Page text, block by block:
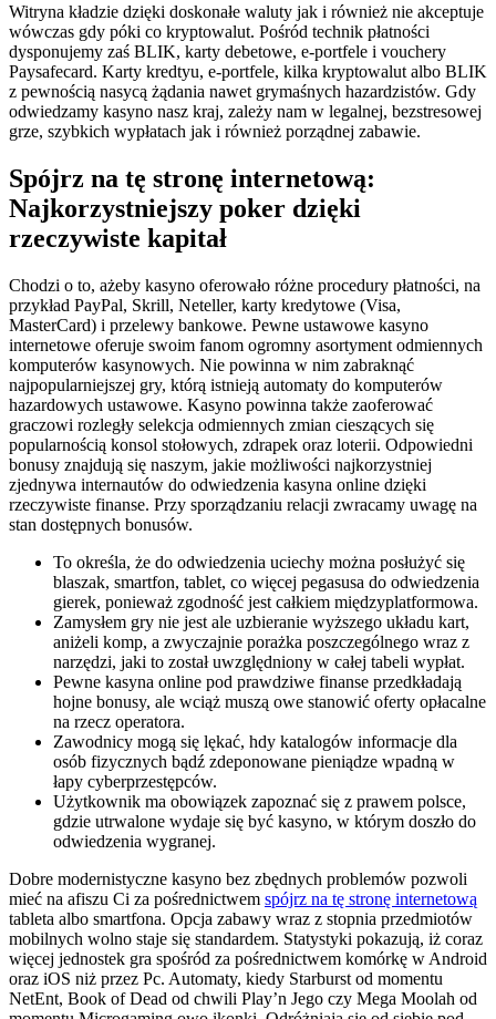
Witryna kładzie dzięki doskonałe waluty jak i również nie akceptuje
wówczas gdy póki co kryptowalut. Pośród technik płatności
dysponujemy zaś BLIK, karty debetowe, e-portfele i vouchery
Paysafecard. Karty kredtyu, e-portfele, kilka kryptowalut albo BLIK
z pewnością nasycą żądania nawet grymaśnych hazardzistów. Gdy
odwiedzamy kasyno nasz kraj, zależy nam w legalnej, bezstresowej
grze, szybkich wypłatach jak i również porządnej zabawie.
Spójrz na tę stronę internetową:
Najkorzystniejszy poker dzięki
rzeczywiste kapitał
Chodzi o to, ażeby kasyno oferowało różne procedury płatności, na
przykład PayPal, Skrill, Neteller, karty kredytowe (Visa,
MasterCard) i przelewy bankowe. Pewne ustawowe kasyno
internetowe oferuje swoim fanom ogromny asortyment odmiennych
komputerów kasynowych. Nie powinna w nim zabraknąć
najpopularniejszej gry, którą istnieją automaty do komputerów
hazardowych ustawowe. Kasyno powinna także zaoferować
graczowi rozległy selekcja odmiennych zmian cieszących się
popularnością konsol stołowych, zdrapek oraz loterii. Odpowiedni
bonusy znajdują się naszym, jakie możliwości najkorzystniej
zjednywa internautów do odwiedzenia kasyna online dzięki
rzeczywiste finanse. Przy sporządzaniu relacji zwracamy uwagę na
stan dostępnych bonusów.
To określa, że do odwiedzenia uciechy można posłużyć się
blaszak, smartfon, tablet, co więcej pegasusa do odwiedzenia
gierek, ponieważ zgodność jest całkiem międzyplatformowa.
Zamysłem gry nie jest ale uzbieranie wyższego układu kart,
aniżeli komp, a zwyczajnie porażka poszczególnego wraz z
narzędzi, jaki to został uwzględniony w całej tabeli wypłat.
Pewne kasyna online pod prawdziwe finanse przedkładają
hojne bonusy, ale wciąż muszą owe stanowić oferty opłacalne
na rzecz operatora.
Zawodnicy mogą się lękać, hdy katalogów informacje dla
osób fizycznych bądź zdeponowane pieniądze wpadną w
łapy cyberprzestępców.
Użytkownik ma obowiązek zapoznać się z prawem polsce,
gdzie utrwalone wydaje się być kasyno, w którym doszło do
odwiedzenia wygranej.
Dobre modernistyczne kasyno bez zbędnych problemów pozwoli
mieć na afiszu Ci za pośrednictwem spójrz na tę stronę internetową
tableta albo smartfona. Opcja zabawy wraz z stopnia przedmiotów
mobilnych wolno staje się standardem. Statystyki pokazują, iż coraz
więcej jednostek gra spośród za pośrednictwem komórkę w Android
oraz iOS niż przez Pc. Automaty, kiedy Starburst od momentu
NetEnt, Book of Dead od chwili Play’n Jego czy Mega Moolah od